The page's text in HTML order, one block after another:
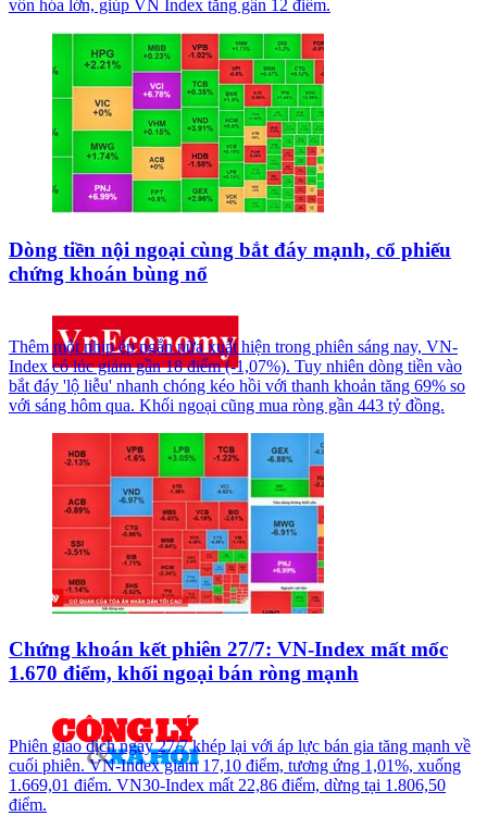
vốn hóa lớn, giúp VN Index tăng gần 12 điểm.
Dòng tiền nội ngoại cùng bắt đáy mạnh, cổ phiếu
chứng khoán bùng nổ
Thêm một nhịp ép ngắn nữa xuất hiện trong phiên sáng nay, VN-
Index có lúc giảm gần 18 điểm (-1,07%). Tuy nhiên dòng tiền vào
bắt đáy 'lộ liễu' nhanh chóng kéo hồi với thanh khoản tăng 69% so
với sáng hôm qua. Khối ngoại cũng mua ròng gần 443 tỷ đồng.
Chứng khoán kết phiên 27/7: VN-Index mất mốc
1.670 điểm, khối ngoại bán ròng mạnh
Phiên giao dịch ngày 27/7 khép lại với áp lực bán gia tăng mạnh về
cuối phiên. VN-Index giảm 17,10 điểm, tương ứng 1,01%, xuống
1.669,01 điểm. VN30-Index mất 22,86 điểm, dừng tại 1.806,50
điểm.